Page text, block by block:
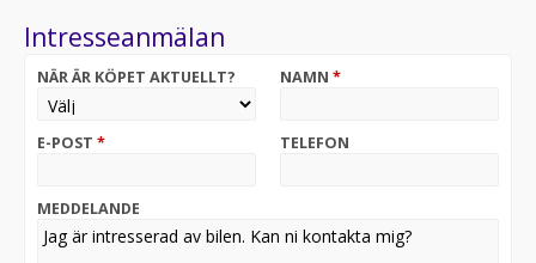
- Möjlighet teckna 12-48 Mån serviceavtal
via Trygg-hansa
- Med/utan första förhöjd avgift/insats, 0-35%
- Alla våra finansieringar går att förtidslösa när man
Välkommen till Bilkompaniet Rosersberg. Vi hjälper dig
med allt kring ditt bilköp från att hitta drömbilen till att
Intresseanmälan
NÄR ÄR KÖPET AKTUELLT? NAMN *
E-POST * TELEFON
MEDDELANDE